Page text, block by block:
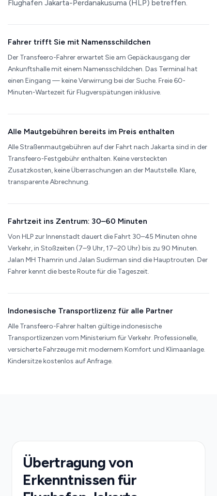
Flughafen Jakarta-Perdanakusuma (HLP) betreffen.
Fahrer trifft Sie mit Namensschildchen
Der Transfeero-Fahrer erwartet Sie am Gepäckausgang der
Ankunftshalle mit einem Namensschildchen. Das Terminal hat
einen Eingang — keine Verwirrung bei der Suche. Freie 60-
Minuten-Wartezeit für Flugverspätungen inklusive.
Alle Mautgebühren bereits im Preis enthalten
Alle Straßenmautgebühren auf der Fahrt nach Jakarta sind in der
Transfeero-Festgebühr enthalten. Keine versteckten
Zusatzkosten, keine Überraschungen an der Mautstelle. Klare,
transparente Abrechnung.
Fahrtzeit ins Zentrum: 30–60 Minuten
Von HLP zur Innenstadt dauert die Fahrt 30–45 Minuten ohne
Verkehr, in Stoßzeiten (7–9 Uhr, 17–20 Uhr) bis zu 90 Minuten.
Jalan MH Thamrin und Jalan Sudirman sind die Hauptrouten. Der
Fahrer kennt die beste Route für die Tageszeit.
Indonesische Transportlizenz für alle Partner
Alle Transfeero-Fahrer halten gültige indonesische
Transportlizenzen vom Ministerium für Verkehr. Professionelle,
versicherte Fahrzeuge mit modernem Komfort und Klimaanlage.
Kindersitze kostenlos auf Anfrage.
Übertragung von
Erkenntnissen für